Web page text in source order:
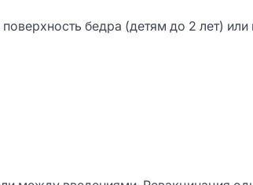
бедра (детям до 2 лет)